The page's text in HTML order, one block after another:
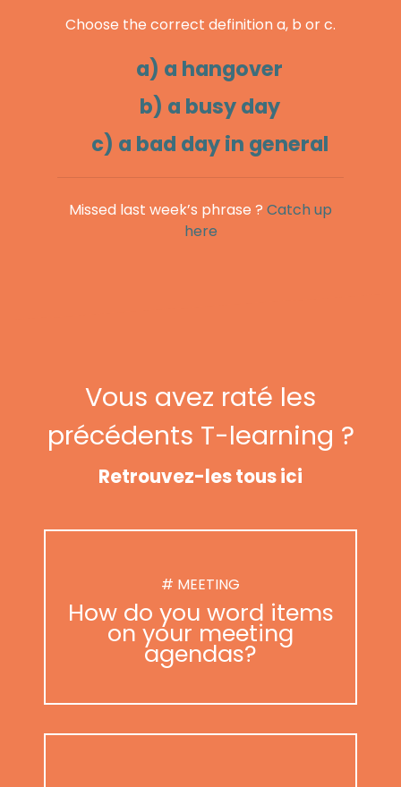
Choose the correct definition a, b or c.
a) a hangover
b) a busy day
c) a bad day in general
Missed last week’s phrase ? Catch up
here
Vous avez raté les
précédents T-learning ?
Retrouvez-les tous ici
# MEETING
How do you word items
on your meeting
agendas?